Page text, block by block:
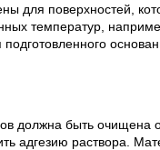
для поверхностей,
температур,
должна быть очищена
адгезию раствора.